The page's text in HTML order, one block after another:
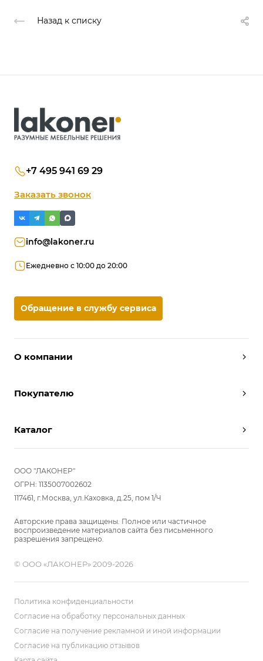
Назад к списку
О компании
Условия работы
Отзывы
Вопрос-ответ
Покупателю
Вызвать дизайнера
Реализованные проекты
Комплектуем шкаф-купе
Каталог
Шкафы
Прихожие
Гостиные
Гардеробные
Детские
Кухни
Мебель в ванную
Распродажа
Двери и перегородки
Библиотеки, домашний офис
Мягкие панели
ООО "ЛАКОНЕР"
ОГРН: 1135007002602
117461, г.Москва, ул.Каховка, д.25, пом 1/Ч
Авторские права защищены. Полное или частичное
воспроизведение материалов сайта без письменного
разрешения запрещено.
© ООО «ЛАКОНЕР» 2009-2026
+7 495 941 69 29
Заказать звонок
info@lakoner.ru
Ежедневно с 10:00 до 20:00
Обращение в службу сервиса
Политика конфиденциальности
Согласие на обработку персональных данных
Согласие на получение рекламной и иной информации
Согласие на публикацию отзывов